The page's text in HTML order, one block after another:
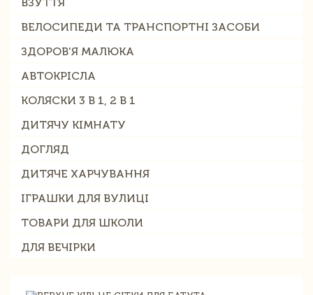
ВЕЛОСИПЕДИ ТА ТРАНСПОРТНІ ЗАСОБИ
ЗДОРОВ'Я МАЛЮКА
АВТОКРІСЛА
КОЛЯСКИ 3 В 1, 2 В 1
ДИТЯЧУ КІМНАТУ
ДОГЛЯД
ДИТЯЧЕ ХАРЧУВАННЯ
ІГРАШКИ ДЛЯ ВУЛИЦІ
ТОВАРИ ДЛЯ ШКОЛИ
ДЛЯ ВЕЧІРКИ